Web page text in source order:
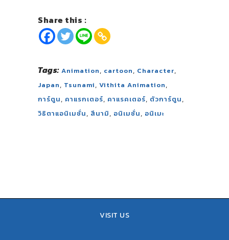
Share this :
Tags: Animation, cartoon, Character,
Japan, Tsunami, Vithita Animation,
การ์ตูน, คาแรกเตอร์, คาแรคเตอร์, ตัวการ์ตูน,
วิธิตาแอนิเมชั่น, สึนามิ, อนิเมชั่น, อนิเมะ
VISIT US